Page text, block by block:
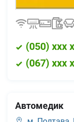
(050) xxx
(067) xxx
Автомедик